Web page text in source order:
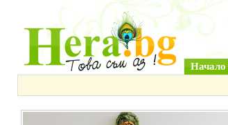
Начало